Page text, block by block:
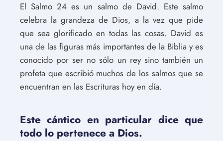
El Salmo 24 es un salmo de David. Este salmo
celebra la grandeza de Dios, a la vez que pide
que sea glorificado en todas las cosas. David es
una de las figuras más importantes de la Biblia y es
conocido por ser no sólo un rey sino también un
profeta que escribió muchos de los salmos que se
encuentran en las Escrituras hoy en día.
Este cántico en particular dice que
todo lo pertenece a Dios.